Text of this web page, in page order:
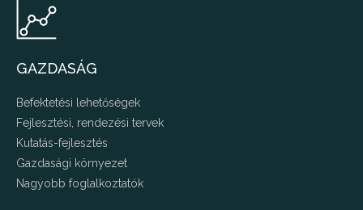
GAZDASÁG
Befektetési lehetőségek
Fejlesztési, rendezési tervek
Kutatás-fejlesztés
Gazdasági környezet
Nagyobb foglalkoztatók